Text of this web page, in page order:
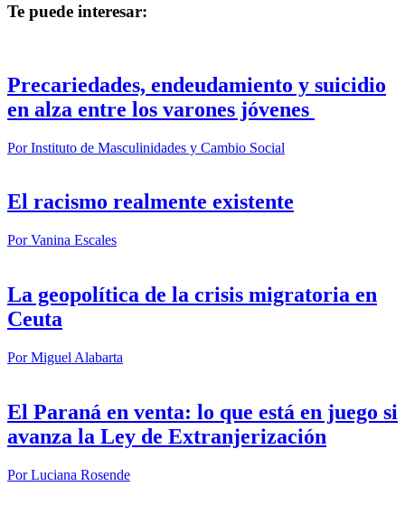
Te puede interesar:
Precariedades, endeudamiento y suicidio
en alza entre los varones jóvenes
PorInstituto de Masculinidades y Cambio Social
El racismo realmente existente
PorVanina Escales
La geopolítica de la crisis migratoria en
Ceuta
PorMiguel Alabarta
El Paraná en venta: lo que está en juego si
avanza la Ley de Extranjerización
PorLuciana Rosende